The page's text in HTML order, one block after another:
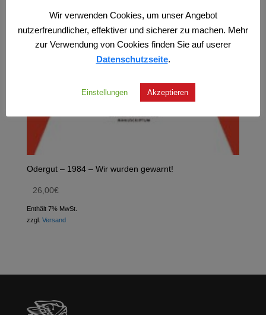
Odergut – 1984 – Wir wurden gewarnt!
26,00€
Enthält 7% MwSt.
zzgl. Versand
Wir verwenden Cookies, um unser Angebot
nutzerfreundlicher, effektiver und sicherer zu machen. Mehr
zur Verwendung von Cookies finden Sie auf userer
Datenschutzseite.
Einstellungen Akzeptieren